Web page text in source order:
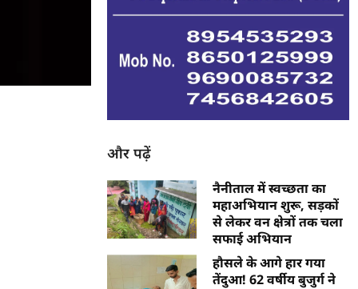
और पढ़ें
नैनीताल में स्वच्छता का
महाअभियान शुरू, सड़कों
से लेकर वन क्षेत्रों तक चला
सफाई अभियान
हौसले के आगे हार गया
तेंदुआ! 62 वर्षीय बुजुर्ग ने